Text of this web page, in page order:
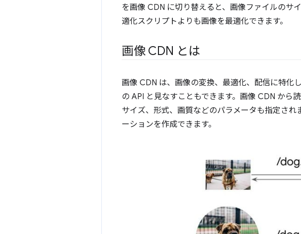
を画像 CDN に切り替えると、画像ファイルのサ
適化スクリプトよりも画像を最適化できます。
画像 CDN とは
画像 CDN は、画像の変換、最適化、配信に特化
の API と見なすこともできます。画像 CDN から
サイズ、形式、画質などのパラメータも指定さ
ーションを作成できます。